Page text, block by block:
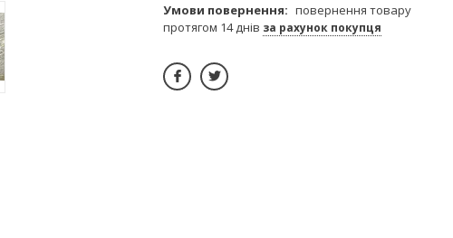
повернення товару
протягом 14 днів за рахунок покупця